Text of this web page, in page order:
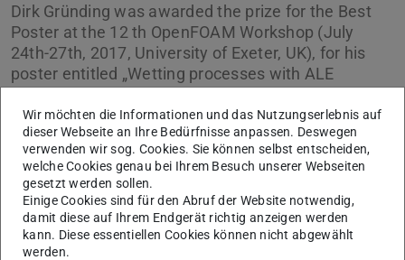
Dirk Gründing was awarded the prize for the Best
Poster at the 12 th OpenFOAM Workshop (July
24th-27th, 2017, University of Exeter, UK), for his
poster entitled „Wetting processes with ALE
interface tracking“.
Gründing (project B02) presented a method to simulate
wetting processes by OpenFOAM's ALE interface tracking
method. With this approach, a variety of dynamic contact
angle models can be run-time selected. Numerical results
are compared to an approximate analytical solution for
the rise of a liquid in a capillary. Furthermore, the
Wir möchten die Informationen und das Nutzungserlebnis auf
dieser Webseite an Ihre Bedürfnisse anpassen. Deswegen
verwenden wir sog. Cookies. Sie können selbst entscheiden,
welche Cookies genau bei Ihrem Besuch unserer Webseiten
gesetzt werden sollen.
Einige Cookies sind für den Abruf der Website notwendig,
damit diese auf Ihrem Endgerät richtig anzeigen werden
kann. Diese essentiellen Cookies können nicht abgewählt
werden.